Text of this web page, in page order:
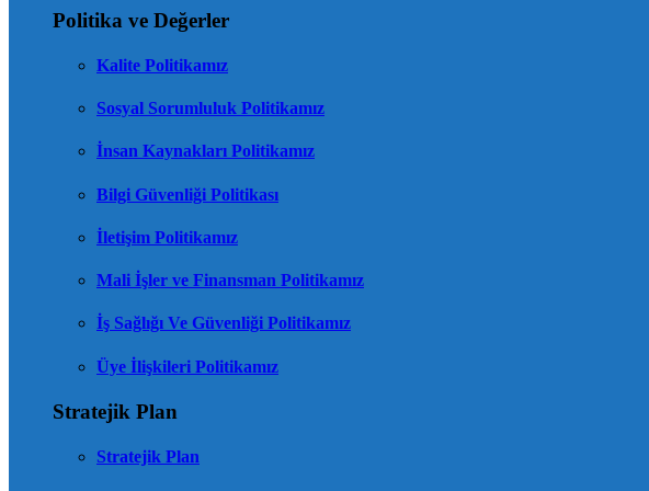
Politika ve Değerler
Kalite Politikamız
Sosyal Sorumluluk Politikamız
İnsan Kaynakları Politikamız
Bilgi Güvenliği Politikası
İletişim Politikamız
Mali İşler ve Finansman Politikamız
İş Sağlığı Ve Güvenliği Politikamız
Üye İlişkileri Politikamız
Stratejik Plan
Stratejik Plan